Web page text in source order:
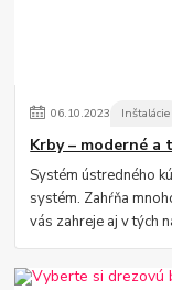
06.10.2023 Inštalácie
Krby – moderné a
Systém ústredného
systém. Zahŕňa
vás zahreje aj v tých